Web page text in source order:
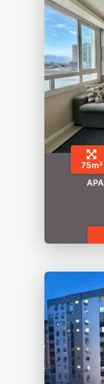
75m²